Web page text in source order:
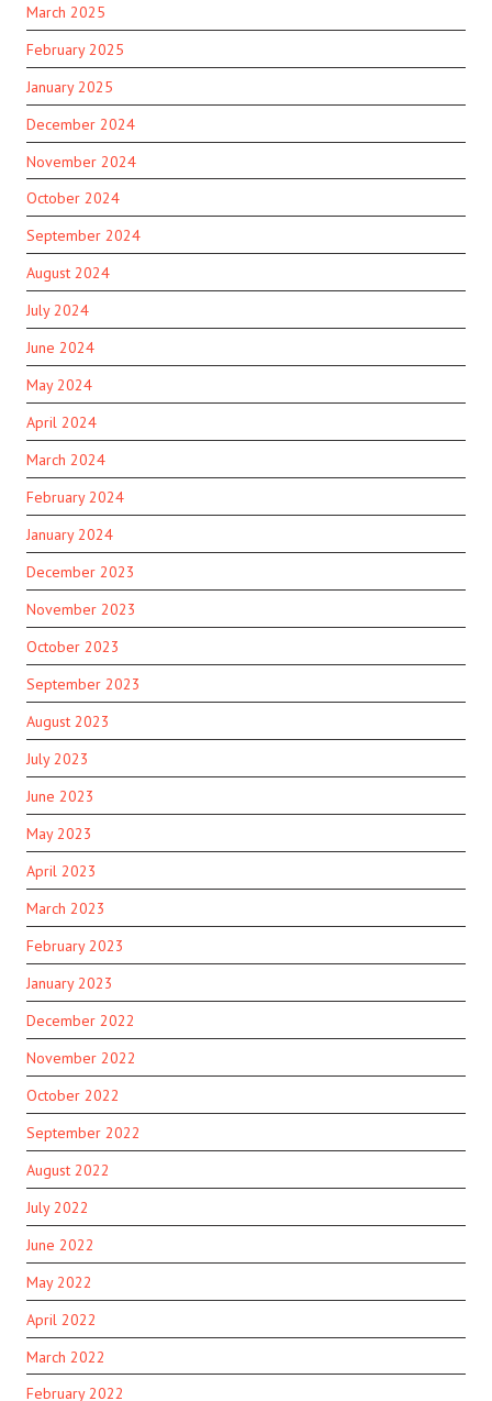
March 2025
February 2025
January 2025
December 2024
November 2024
October 2024
September 2024
August 2024
July 2024
June 2024
May 2024
April 2024
March 2024
February 2024
January 2024
December 2023
November 2023
October 2023
September 2023
August 2023
July 2023
June 2023
May 2023
April 2023
March 2023
February 2023
January 2023
December 2022
November 2022
October 2022
September 2022
August 2022
July 2022
June 2022
May 2022
April 2022
March 2022
February 2022